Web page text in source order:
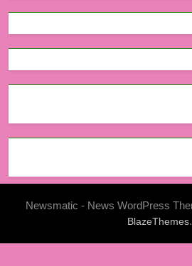
Newsmatic - News WordPress
BlazeThemes.